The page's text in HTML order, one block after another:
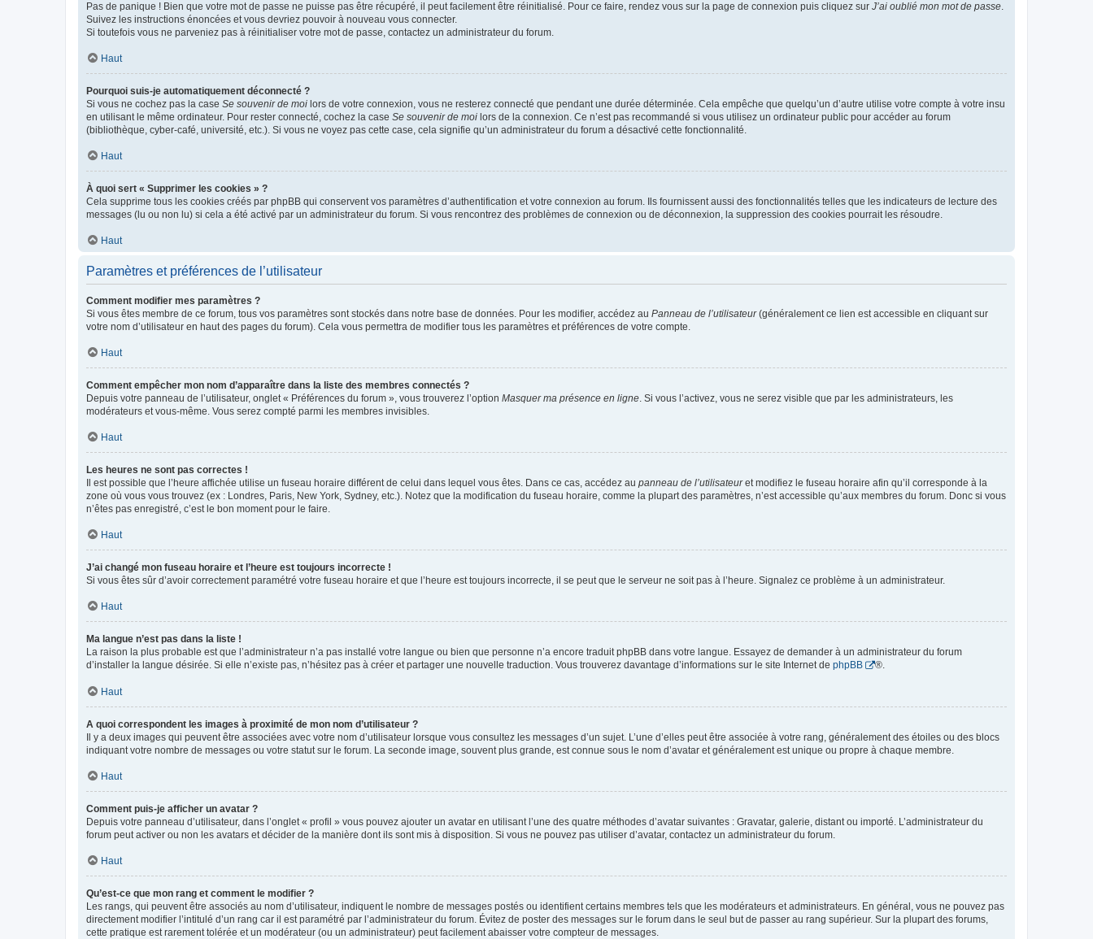
Pas de panique ! Bien que votre mot de passe ne puisse pas être récupéré, il peut facilement être réinitialisé. Pour ce faire, rendez vous sur la page de connexion puis cliquez sur J’ai oublié mon mot de passe.
Suivez les instructions énoncées et vous devriez pouvoir à nouveau vous connecter.
Si toutefois vous ne parveniez pas à réinitialiser votre mot de passe, contactez un administrateur du forum.
Haut
Pourquoi suis-je automatiquement déconnecté ?
Si vous ne cochez pas la case Se souvenir de moi lors de votre connexion, vous ne resterez connecté que pendant une durée déterminée. Cela empêche que quelqu’un d’autre utilise votre compte à votre insu
en utilisant le même ordinateur. Pour rester connecté, cochez la case Se souvenir de moi lors de la connexion. Ce n’est pas recommandé si vous utilisez un ordinateur public pour accéder au forum
(bibliothèque, cyber-café, université, etc.). Si vous ne voyez pas cette case, cela signifie qu’un administrateur du forum a désactivé cette fonctionnalité.
Haut
À quoi sert « Supprimer les cookies » ?
Cela supprime tous les cookies créés par phpBB qui conservent vos paramètres d’authentification et votre connexion au forum. Ils fournissent aussi des fonctionnalités telles que les indicateurs de lecture des
messages (lu ou non lu) si cela a été activé par un administrateur du forum. Si vous rencontrez des problèmes de connexion ou de déconnexion, la suppression des cookies pourrait les résoudre.
Haut
Paramètres et préférences de l’utilisateur
Comment modifier mes paramètres ?
Si vous êtes membre de ce forum, tous vos paramètres sont stockés dans notre base de données. Pour les modifier, accédez au Panneau de l’utilisateur(généralement ce lien est accessible en cliquant sur
votre nom d’utilisateur en haut des pages du forum). Cela vous permettra de modifier tous les paramètres et préférences de votre compte.
Haut
Comment empêcher mon nom d’apparaître dans la liste des membres connectés ?
Depuis votre panneau de l’utilisateur, onglet « Préférences du forum », vous trouverez l’option Masquer ma présence en ligne. Si vous l’activez, vous ne serez visible que par les administrateurs, les
modérateurs et vous-même. Vous serez compté parmi les membres invisibles.
Haut
Les heures ne sont pas correctes !
Il est possible que l’heure affichée utilise un fuseau horaire différent de celui dans lequel vous êtes. Dans ce cas, accédez au panneau de l’utilisateuret modifiez le fuseau horaire afin qu’il corresponde à la
zone où vous vous trouvez (ex : Londres, Paris, New York, Sydney, etc.). Notez que la modification du fuseau horaire, comme la plupart des paramètres, n’est accessible qu’aux membres du forum. Donc si vous
n’êtes pas enregistré, c’est le bon moment pour le faire.
Haut
J’ai changé mon fuseau horaire et l’heure est toujours incorrecte !
Si vous êtes sûr d’avoir correctement paramétré votre fuseau horaire et que l’heure est toujours incorrecte, il se peut que le serveur ne soit pas à l’heure. Signalez ce problème à un administrateur.
Haut
Ma langue n’est pas dans la liste !
La raison la plus probable est que l’administrateur n’a pas installé votre langue ou bien que personne n’a encore traduit phpBB dans votre langue. Essayez de demander à un administrateur du forum
d’installer la langue désirée. Si elle n’existe pas, n’hésitez pas à créer et partager une nouvelle traduction. Vous trouverez davantage d’informations sur le site Internet de phpBB ®.
Haut
A quoi correspondent les images à proximité de mon nom d’utilisateur ?
Il y a deux images qui peuvent être associées avec votre nom d’utilisateur lorsque vous consultez les messages d’un sujet. L’une d’elles peut être associée à votre rang, généralement des étoiles ou des blocs
indiquant votre nombre de messages ou votre statut sur le forum. La seconde image, souvent plus grande, est connue sous le nom d’avatar et généralement est unique ou propre à chaque membre.
Haut
Comment puis-je afficher un avatar ?
Depuis votre panneau d’utilisateur, dans l’onglet « profil » vous pouvez ajouter un avatar en utilisant l’une des quatre méthodes d’avatar suivantes : Gravatar, galerie, distant ou importé. L’administrateur du
forum peut activer ou non les avatars et décider de la manière dont ils sont mis à disposition. Si vous ne pouvez pas utiliser d’avatar, contactez un administrateur du forum.
Haut
Qu’est-ce que mon rang et comment le modifier ?
Les rangs, qui peuvent être associés au nom d’utilisateur, indiquent le nombre de messages postés ou identifient certains membres tels que les modérateurs et administrateurs. En général, vous ne pouvez pas
directement modifier l’intitulé d’un rang car il est paramétré par l’administrateur du forum. Évitez de poster des messages sur le forum dans le seul but de passer au rang supérieur. Sur la plupart des forums,
cette pratique est rarement tolérée et un modérateur (ou un administrateur) peut facilement abaisser votre compteur de messages.